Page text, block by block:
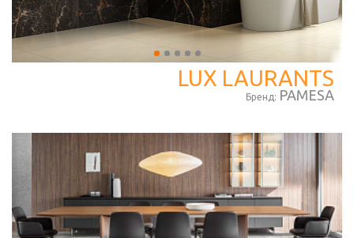
LUX LAURANTS
Бренд: PAMESA